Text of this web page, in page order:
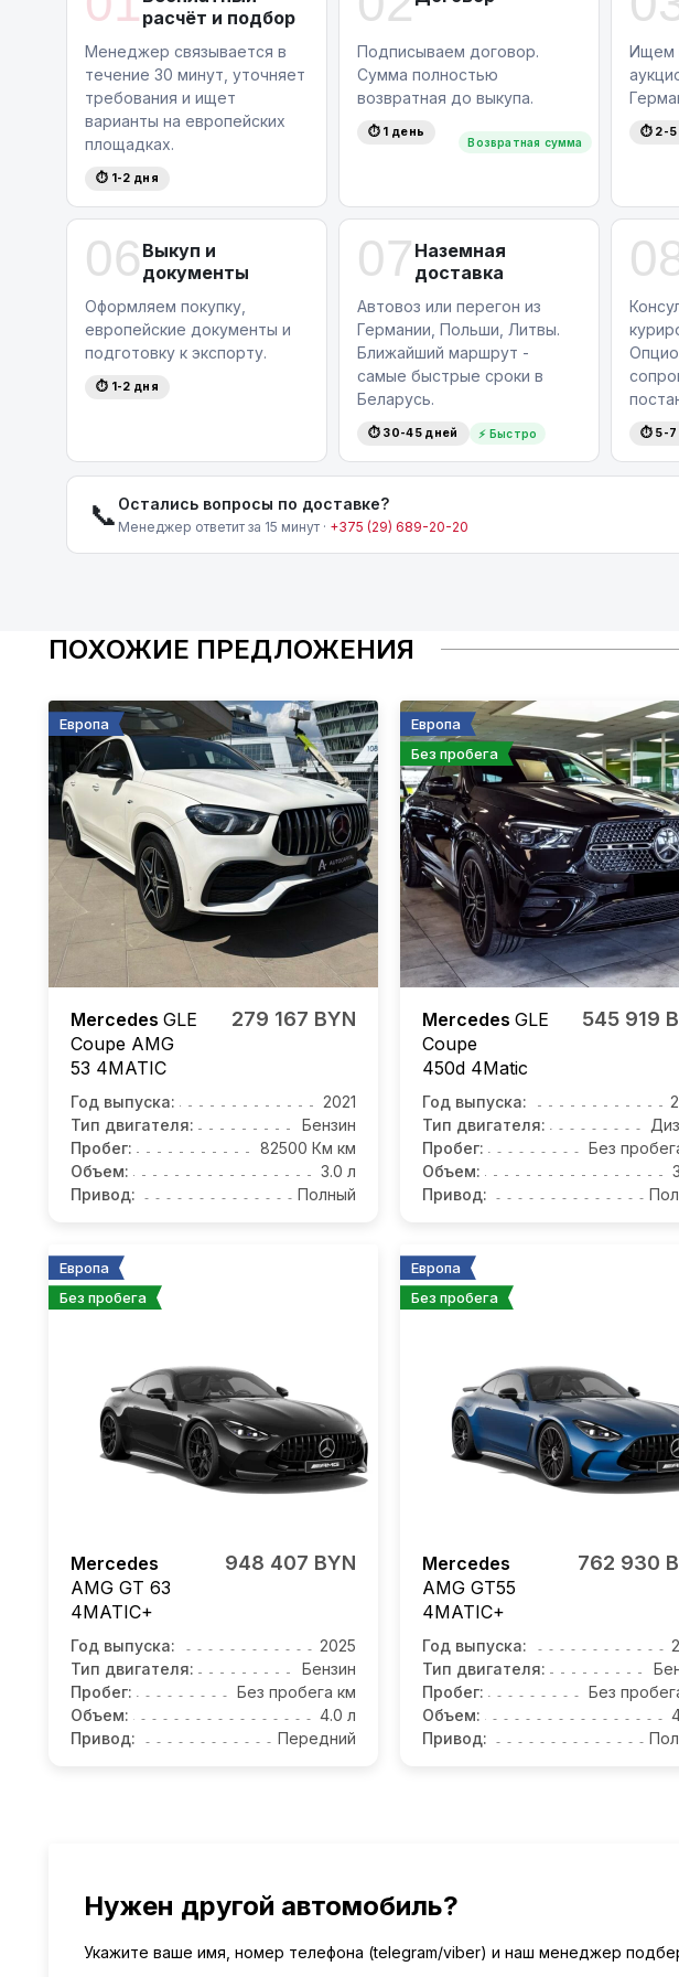
подобрать идеальный вариант для вас.
Узнайте стоимость автомобиля или оставьте заявку на тест-
специалисты свяжутся с вами для обсуждения всех деталей.
по телефону:+375 (29) 689 20 20.
расчёт и подбор
Менеджер связывается в
течение 30 минут, уточняет
требования и ищет
варианты на европейских
площадках.
⏱ 1-2 дня
Возвратная сумма
Подписываем договор.
Сумма полностью
возвратная до выкупа.
⏱ 1 день
Ищем
⏱ 2-5
06 Выкуп и
документы
Оформляем покупку,
европейские документы и
подготовку к экспорту.
⏱ 1-2 дня
07 Наземная
доставка
Автовоз или перегон из
Германии, Польши, Литвы.
Ближайший маршрут -
самые быстрые сроки в
Беларусь.
⏱ 30-45 дней ⚡ Быстро ⏱ 5-7
📞 Остались вопросы по доставке?
Менеджер ответит за 15 минут · +375 (29) 689-20-20
ПОХОЖИЕ ПРЕДЛОЖЕНИЯ
Европа
Mercedes GLE
Coupe AMG
53 4MATIC
279 167 BYN
Год выпуска:
2021
Тип двигателя:
Бензин
Пробег:
82500 Км км
Объем:
3.0 л
Привод:
Полный
Европа
Без пробега
Mercedes GLE
Coupe
450d 4Matic
545 919
Год выпуска:
Тип двигателя:
Пробег:
Без
Объем:
Привод:
Европа
Без пробега
Mercedes
AMG GT 63
4MATIC+
948 407 BYN
Год выпуска:
2025
Тип двигателя:
Бензин
Пробег:
Без пробега км
Объем:
4.0 л
Привод:
Передний
Европа
Без пробега
Mercedes
AMG GT55
4MATIC+
762 930
Год выпуска:
Тип двигателя:
Пробег:
Без
Объем:
Привод:
Нужен другой автомобиль?
Укажите ваше имя, номер телефона (telegram/viber) и наш менеджер